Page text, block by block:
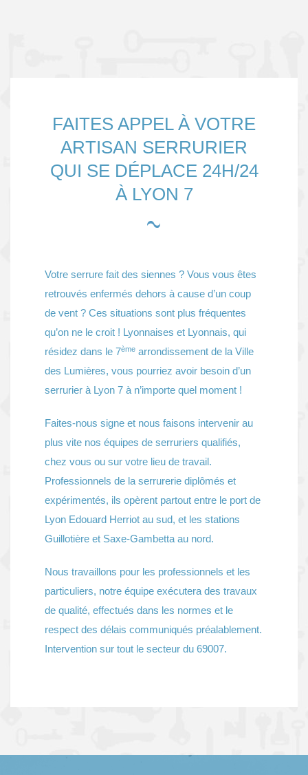
FAITES APPEL À VOTRE
ARTISAN SERRURIER
QUI SE DÉPLACE 24H/24
À LYON 7
Votre serrure fait des siennes ? Vous vous êtes
retrouvés enfermés dehors à cause d’un coup
de vent ? Ces situations sont plus fréquentes
qu’on ne le croit ! Lyonnaises et Lyonnais, qui
résidez dans le 7ème arrondissement de la Ville
des Lumières, vous pourriez avoir besoin d’un
serrurier à Lyon 7 à n’importe quel moment !
Faites-nous signe et nous faisons intervenir au
plus vite nos équipes de serruriers qualifiés,
chez vous ou sur votre lieu de travail.
Professionnels de la serrurerie diplômés et
expérimentés, ils opèrent partout entre le port de
Lyon Edouard Herriot au sud, et les stations
Guillotière et Saxe-Gambetta au nord.
Nous travaillons pour les professionnels et les
particuliers, notre équipe exécutera des travaux
de qualité, effectués dans les normes et le
respect des délais communiqués préalablement.
Intervention sur tout le secteur du 69007.